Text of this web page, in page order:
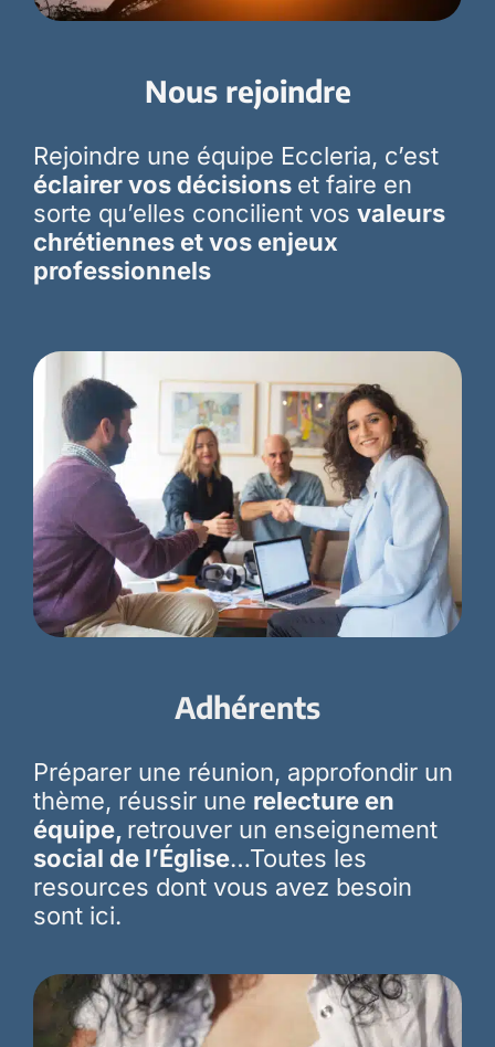
Nous rejoindre
Rejoindre une équipe Eccleria, c’est
éclairer vos décisions et faire en
sorte qu’elles concilient vos valeurs
chrétiennes et vos enjeux
professionnels
Adhérents
Préparer une réunion, approfondir un
thème, réussir une relecture en
équipe, retrouver un enseignement
social de l’Église…Toutes les
resources dont vous avez besoin
sont ici.